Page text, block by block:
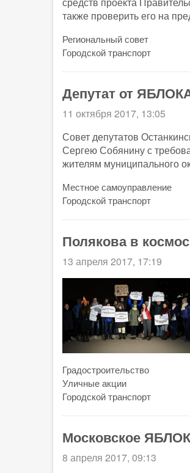
также проверить его на
Региональный совет
Городской транспорт
Депутат от
11 октября 2017, 13:05
Совет депутатов
Сергею Собянину с
жителям муниципального
Местное самоуправление
Городской транспорт
Полякова в
13 апреля 2017, 17:19
Градостроительство
Уличные акции
Городской транспорт
Московское
8 апреля 2017, 09:13